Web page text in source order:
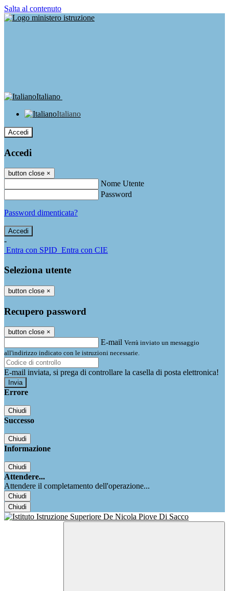
Salta al contenuto
Italiano
Italiano
Accedi
Accedi
button close ×
Nome Utente
Password
Password dimenticata?
-
Entra con SPID Entra con CIE
Seleziona utente
button close ×
Recupero password
button close ×
E-mail Verrà inviato un messaggio
all'indirizzo indicato con le istruzioni necessarie.
E-mail inviata, si prega di controllare la casella di posta elettronica!
Errore
Chiudi
Successo
Chiudi
Informazione
Chiudi
Attendere...
Attendere il completamento dell'operazione...
Chiudi
Chiudi